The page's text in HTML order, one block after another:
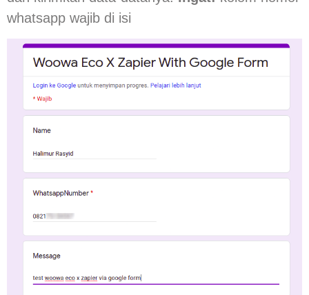
whatsapp wajib di isi